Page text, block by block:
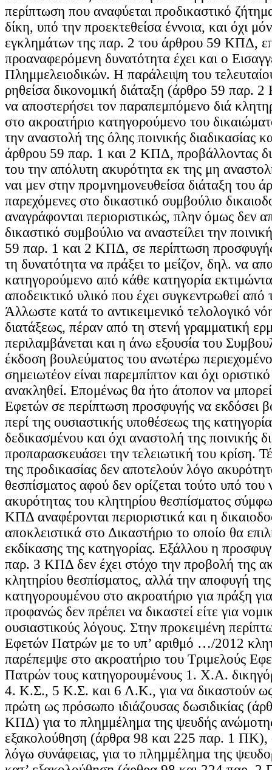
περίπτωση που αναφύεται προδικαστικό
δίκη, υπό την προεκτεθείσα έννοια, και όχι
εγκλημάτων της παρ. 2 του άρθρου 59 ΚΠΔ,
προαναφερόμενη δυνατότητα έχει και ο
Πλημμελειοδικών. Η παράλειψη του
ρηθείσα δικονομική διάταξη (άρθρο 59 παρ.
να αποστερήσει τον παραπεμπόμενο διά
στο ακροατήριο κατηγορούμενο του
την αναστολή της όλης ποινικής διαδικασίας
άρθρου 59 παρ. 1 και 2 ΚΠΔ, προβάλλοντας
του την απόλυτη ακυρότητα εκ της μη
ναι μεν στην προμνημονευθείσα διάταξη του
παρεχόμενες στο δικαστικό συμβούλιο
αναγράφονται περιοριστικώς, πλην όμως δεν
δικαστικό συμβούλιο να αναστείλει την
59 παρ. 1 και 2 ΚΠΔ, σε περίπτωση
τη δυνατότητα να πράξει το μείζον, δηλ. να
κατηγορούμενο από κάθε κατηγορία
αποδεικτικό υλικό που έχει συγκεντρωθεί
Άλλωστε κατά το αντικειμενικό τελολογικό
διατάξεως, πέραν από τη στενή γραμματική
περιλαμβάνεται και η άνω εξουσία του
έκδοση βουλεύματος του ανωτέρω
σημειωτέον είναι παρεμπίπτον και όχι
ανακληθεί. Επομένως θα ήτο άτοπον να
Εφετών σε περίπτωση προσφυγής να εκδόσει
περί της ουσιαστικής υποθέσεως της
δεδικασμένου και όχι αναστολή της ποινικής
προπαρασκευάσει την τελειωτική του κρίση.
της προδικασίας δεν αποτελούν λόγο
θεσπίσματος αφού δεν ορίζεται τούτο υπό του
ακυρότητας του κλητηρίου θεσπίσματος
ΚΠΔ αναφέρονται περιοριστικά και η
αποκλειστικά στο Δικαστήριο το οποίο θα
εκδίκασης της κατηγορίας. Εξάλλου η
παρ. 3 ΚΠΔ δεν έχει στόχο την προβολή της
κλητηρίου θεσπίσματος, αλλά την αποφυγή
κατηγορουμένου στο ακροατήριο για πράξη
προφανώς δεν πρέπει να δικαστεί είτε για
ουσιαστικούς λόγους. Στην προκειμένη
Εφετών Πατρών με το υπ’ αριθμό …/2012
παρέπεμψε στο ακροατήριο του Τριμελούς
Πατρών τους κατηγορουμένους 1. Χ.Α.
4. Κ.Σ., 5 Κ.Σ. και 6 Λ.Κ., για να δικαστούν ως
πρώτη ως πρόσωπο ιδιάζουσας δωσιδικίας
ΚΠΔ) για το πλημμέλημα της ψευδής
εξακολούθηση (άρθρα 98 και 225 παρ. 1 ΠΚ),
λόγω συνάφειας, για το πλημμέλημα της